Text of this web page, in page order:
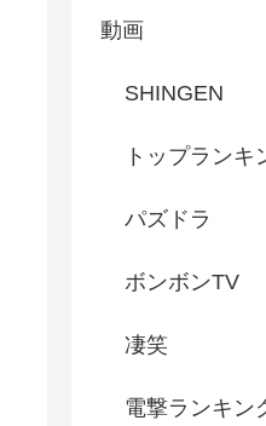
動画
SHINGEN
トップランキ
パズドラ
ボンボンTV
凄笑
電撃ランキン